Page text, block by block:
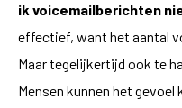
ik voicemailberichten
effectief, want het aantal
Maar tegelijkertijd ook te
Mensen kunnen het gevoel